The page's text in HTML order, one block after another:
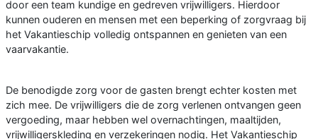
door een team kundige en gedreven vrijwilligers. Hierdoor
kunnen ouderen en mensen met een beperking of zorgvraag bij
het Vakantieschip volledig ontspannen en genieten van een
vaarvakantie.
De benodigde zorg voor de gasten brengt echter kosten met
zich mee. De vrijwilligers die de zorg verlenen ontvangen geen
vergoeding, maar hebben wel overnachtingen, maaltijden,
vrijwilligerskleding en verzekeringen nodig. Het Vakantieschip